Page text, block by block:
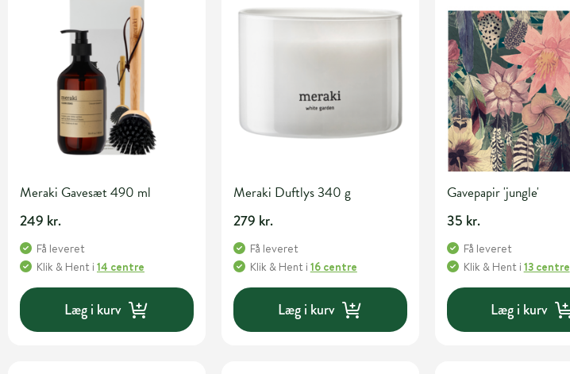
Meraki Gavesæt 490 ml
249 kr.
Få leveret
Klik & Hent i 14 centre
Læg i kurv
Meraki Duftlys 340 g
279 kr.
Få leveret
Klik & Hent i 16 centre
Læg i kurv
Gavepapir 'jungle'
35 kr.
Få leveret
Klik & Hent i 13 centre
Læg i kurv